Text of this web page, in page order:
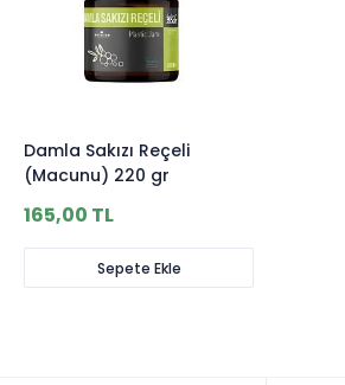
Damla Sakızı Reçeli
(Macunu) 220 gr
165,00 TL
Sepete Ekle